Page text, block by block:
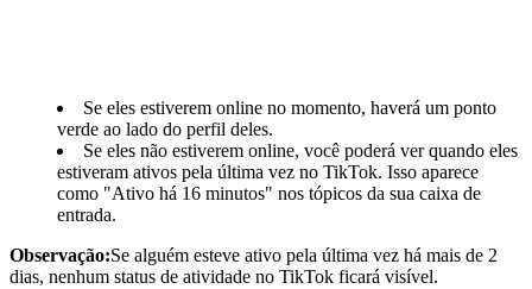
Se eles estiverem online no momento, haverá um ponto
verde ao lado do perfil deles.
Se eles não estiverem online, você poderá ver quando eles
estiveram ativos pela última vez no TikTok. Isso aparece
como "Ativo há 16 minutos" nos tópicos da sua caixa de
entrada.
Observação:Se alguém esteve ativo pela última vez há mais de 2
dias, nenhum status de atividade no TikTok ficará visível.